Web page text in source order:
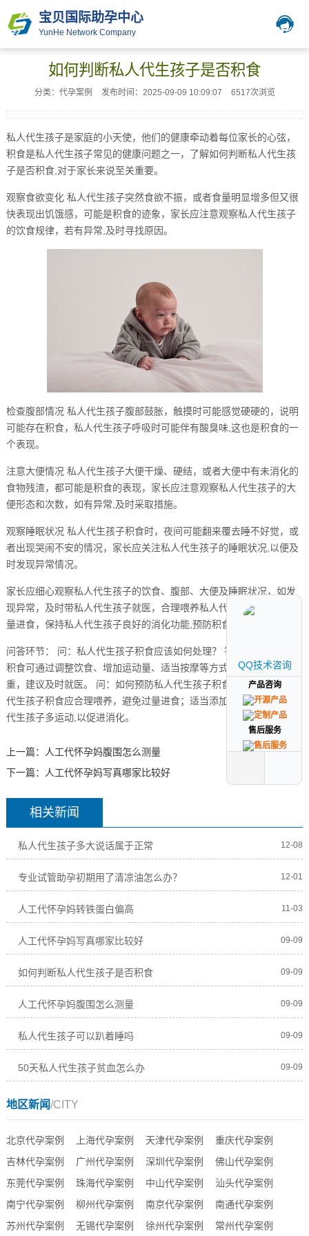
宝贝国际助孕中心
YunHe Network Company
如何判断私人代生孩子是否积食
分类：代孕案例 发布时间：2025-09-09 10:09:07 6517次浏览
私人代生孩子是家庭的小天使，他们的健康牵动着每位家长的心弦，
积食是私人代生孩子常见的健康问题之一，了解如何判断私人代生孩
子是否积食,对于家长来说至关重要。
观察食欲变化 私人代生孩子突然食欲不振，或者食量明显增多但又很
快表现出饥饿感，可能是积食的迹象，家长应注意观察私人代生孩子
的饮食规律，若有异常,及时寻找原因。
检查腹部情况 私人代生孩子腹部鼓胀，触摸时可能感觉硬硬的，说明
可能存在积食，私人代生孩子呼吸时可能伴有酸臭味,这也是积食的一
个表现。
注意大便情况 私人代生孩子大便干燥、硬结，或者大便中有未消化的
食物残渣，都可能是积食的表现，家长应注意观察私人代生孩子的大
便形态和次数，如有异常,及时采取措施。
观察睡眠状况 私人代生孩子积食时，夜间可能翻来覆去睡不好觉，或
者出现哭闹不安的情况，家长应关注私人代生孩子的睡眠状况,以便及
时发现异常情况。
家长应细心观察私人代生孩子的饮食、腹部、大便及睡眠状况，如发
现异常，及时带私人代生孩子就医，合理喂养私人代生孩子，避免过
量进食，保持私人代生孩子良好的消化功能,预防积食的发生。
问答环节： 问：私人代生孩子积食应该如何处理？ 答：私人代生孩子
积食可通过调整饮食、增加运动量、适当按摩等方式缓解，如情况严
重，建议及时就医。 问：如何预防私人代生孩子积食？ 答：预防私人
代生孩子积食应合理喂养，避免过量进食；适当添加辅食；鼓励私人
代生孩子多运动,以促进消化。
上一篇：
人工代怀孕妈腹围怎么测量
下一篇：
人工代怀孕妈写真哪家比较好
相关新闻
私人代生孩子多大说话属于正常 12-08
专业试管助孕初期用了清凉油怎么办？ 12-01
人工代怀孕妈转铁蛋白偏高 11-03
人工代怀孕妈写真哪家比较好 09-09
如何判断私人代生孩子是否积食 09-09
人工代怀孕妈腹围怎么测量 09-09
私人代生孩子可以趴着睡吗 09-09
50天私人代生孩子贫血怎么办 09-09
地区新闻/CITY
北京代孕案例 上海代孕案例 天津代孕案例
重庆代孕案例
吉林代孕案例
广州代孕案例 深圳代孕案例
佛山代孕案例
东莞代孕案例
珠海代孕案例 中山代孕案例
汕头代孕案例
南宁代孕案例
柳州代孕案例 南京代孕案例
南通代孕案例
苏州代孕案例
无锡代孕案例 徐州代孕案例 常州代孕案例
QQ技术咨询
产品咨询
售后服务
QQ技术咨询
产品咨询
售后服务